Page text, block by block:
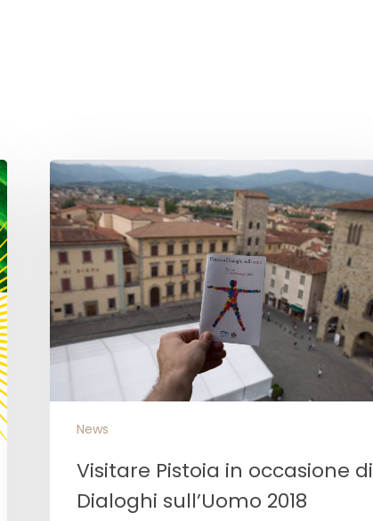
News
Visitare Pistoia in occasione di
Dialoghi sull’Uomo 2018